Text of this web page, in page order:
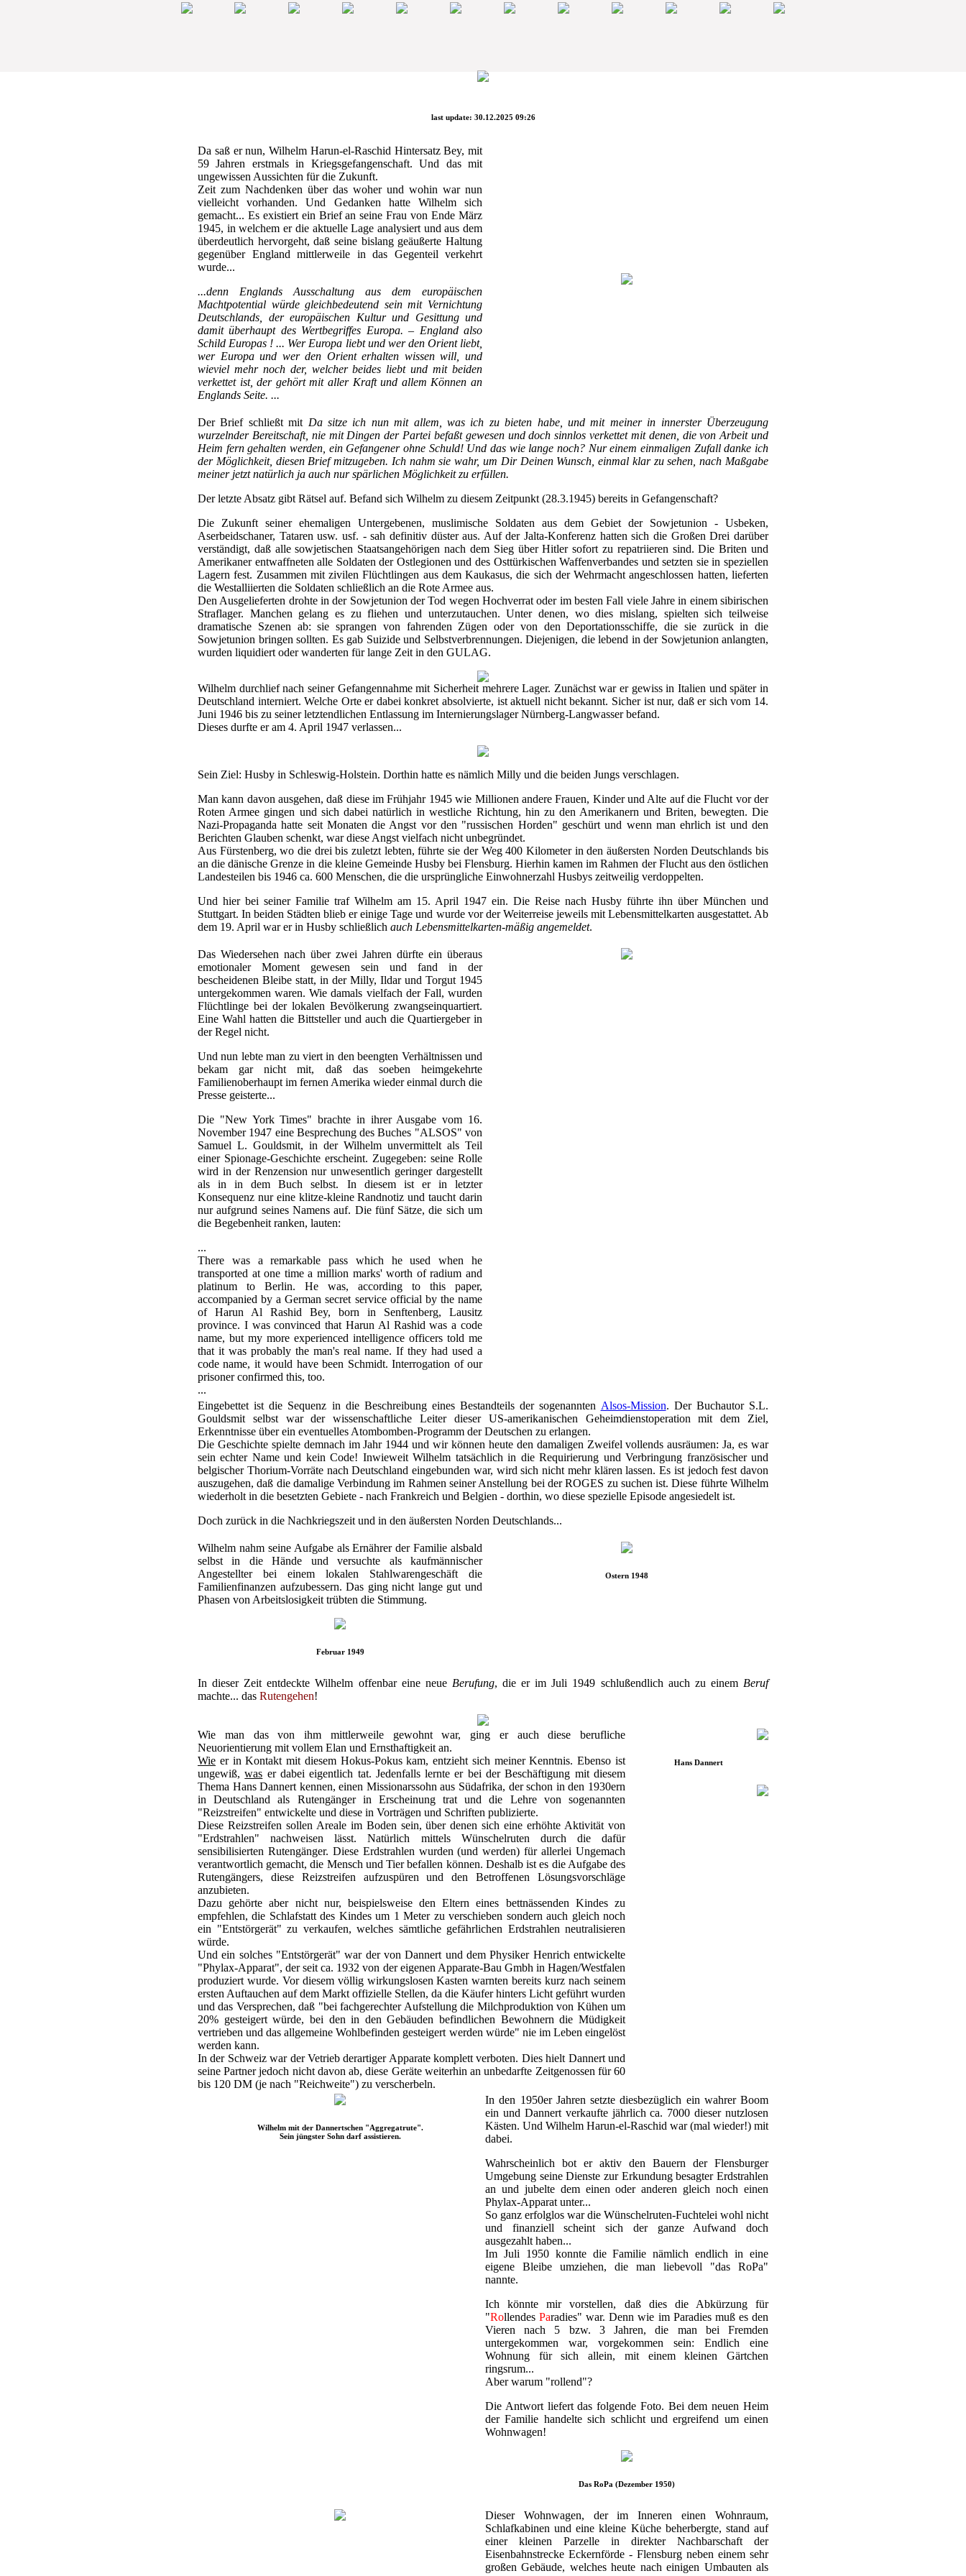
last update: 30.12.2025 09:26
Da saß er nun, Wilhelm Harun-el-Raschid Hintersatz Bey, mit
59 Jahren erstmals in Kriegsgefangenschaft. Und das mit
ungewissen Aussichten für die Zukunft.
Zeit zum Nachdenken über das woher und wohin war nun
vielleicht vorhanden. Und Gedanken hatte Wilhelm sich
gemacht... Es existiert ein Brief an seine Frau von Ende März
1945, in welchem er die aktuelle Lage analysiert und aus dem
überdeutlich hervorgeht, daß seine bislang geäußerte Haltung
gegenüber England mittlerweile in das Gegenteil verkehrt
wurde...
...denn Englands Ausschaltung aus dem europäischen
Machtpotential würde gleichbedeutend sein mit Vernichtung
Deutschlands, der europäischen Kultur und Gesittung und
damit überhaupt des Wertbegriffes Europa. – England also
Schild Europas ! ... Wer Europa liebt und wer den Orient liebt,
wer Europa und wer den Orient erhalten wissen will, und
wieviel mehr noch der, welcher beides liebt und mit beiden
verkettet ist, der gehört mit aller Kraft und allem Können an
Englands Seite. ...
Der Brief schließt mit Da sitze ich nun mit allem, was ich zu bieten habe, und mit meiner in innerster Überzeugung
wurzelnder Bereitschaft, nie mit Dingen der Partei befaßt gewesen und doch sinnlos verkettet mit denen, die von Arbeit und
Heim fern gehalten werden, ein Gefangener ohne Schuld! Und das wie lange noch? Nur einem einmaligen Zufall danke ich
der Möglichkeit, diesen Brief mitzugeben. Ich nahm sie wahr, um Dir Deinen Wunsch, einmal klar zu sehen, nach Maßgabe
meiner jetzt natürlich ja auch nur spärlichen Möglichkeit zu erfüllen.
Der letzte Absatz gibt Rätsel auf. Befand sich Wilhelm zu diesem Zeitpunkt (28.3.1945) bereits in Gefangenschaft?
Die Zukunft seiner ehemaligen Untergebenen, muslimische Soldaten aus dem Gebiet der Sowjetunion - Usbeken,
Aserbeidschaner, Tataren usw. usf. - sah definitiv düster aus. Auf der Jalta-Konferenz hatten sich die Großen Drei darüber
verständigt, daß alle sowjetischen Staatsangehörigen nach dem Sieg über Hitler sofort zu repatriieren sind. Die Briten und
Amerikaner entwaffneten alle Soldaten der Ostlegionen und des Osttürkischen Waffenverbandes und setzten sie in speziellen
Lagern fest. Zusammen mit zivilen Flüchtlingen aus dem Kaukasus, die sich der Wehrmacht angeschlossen hatten, lieferten
die Westalliierten die Soldaten schließlich an die Rote Armee aus.
Den Ausgelieferten drohte in der Sowjetunion der Tod wegen Hochverrat oder im besten Fall viele Jahre in einem sibirischen
Straflager. Manchen gelang es zu fliehen und unterzutauchen. Unter denen, wo dies mislang, spielten sich teilweise
dramatische Szenen ab: sie sprangen von fahrenden Zügen oder von den Deportationsschiffe, die sie zurück in die
Sowjetunion bringen sollten. Es gab Suizide und Selbstverbrennungen. Diejenigen, die lebend in der Sowjetunion anlangten,
wurden liquidiert oder wanderten für lange Zeit in den GULAG.
Wilhelm durchlief nach seiner Gefangennahme mit Sicherheit mehrere Lager. Zunächst war er gewiss in Italien und später in
Deutschland interniert. Welche Orte er dabei konkret absolvierte, ist aktuell nicht bekannt. Sicher ist nur, daß er sich vom 14.
Juni 1946 bis zu seiner letztendlichen Entlassung im Internierungslager Nürnberg-Langwasser befand.
Dieses durfte er am 4. April 1947 verlassen...
Sein Ziel: Husby in Schleswig-Holstein. Dorthin hatte es nämlich Milly und die beiden Jungs verschlagen.
Man kann davon ausgehen, daß diese im Frühjahr 1945 wie Millionen andere Frauen, Kinder und Alte auf die Flucht vor der
Roten Armee gingen und sich dabei natürlich in westliche Richtung, hin zu den Amerikanern und Briten, bewegten. Die
Nazi-Propaganda hatte seit Monaten die Angst vor den "russischen Horden" geschürt und wenn man ehrlich ist und den
Berichten Glauben schenkt, war diese Angst vielfach nicht unbegründet.
Aus Fürstenberg, wo die drei bis zuletzt lebten, führte sie der Weg 400 Kilometer in den äußersten Norden Deutschlands bis
an die dänische Grenze in die kleine Gemeinde Husby bei Flensburg. Hierhin kamen im Rahmen der Flucht aus den östlichen
Landesteilen bis 1946 ca. 600 Menschen, die die ursprüngliche Einwohnerzahl Husbys zeitweilig verdoppelten.
Und hier bei seiner Familie traf Wilhelm am 15. April 1947 ein. Die Reise nach Husby führte ihn über München und
Stuttgart. In beiden Städten blieb er einige Tage und wurde vor der Weiterreise jeweils mit Lebensmittelkarten ausgestattet. Ab
dem 19. April war er in Husby schließlich auch Lebensmittelkarten-mäßig angemeldet.
Das Wiedersehen nach über zwei Jahren dürfte ein überaus
emotionaler Moment gewesen sein und fand in der
bescheidenen Bleibe statt, in der Milly, Ildar und Torgut 1945
untergekommen waren. Wie damals vielfach der Fall, wurden
Flüchtlinge bei der lokalen Bevölkerung zwangseinquartiert.
Eine Wahl hatten die Bittsteller und auch die Quartiergeber in
der Regel nicht.
Und nun lebte man zu viert in den beengten Verhältnissen und
bekam gar nicht mit, daß das soeben heimgekehrte
Familienoberhaupt im fernen Amerika wieder einmal durch die
Presse geisterte...
Die "New York Times" brachte in ihrer Ausgabe vom 16.
November 1947 eine Besprechung des Buches "ALSOS" von
Samuel L. Gouldsmit, in der Wilhelm unvermittelt als Teil
einer Spionage-Geschichte erscheint. Zugegeben: seine Rolle
wird in der Renzension nur unwesentlich geringer dargestellt
als in in dem Buch selbst. In diesem ist er in letzter
Konsequenz nur eine klitze-kleine Randnotiz und taucht darin
nur aufgrund seines Namens auf. Die fünf Sätze, die sich um
die Begebenheit ranken, lauten:
...
There was a remarkable pass which he used when he
transported at one time a million marks' worth of radium and
platinum to Berlin. He was, according to this paper,
accompanied by a German secret service official by the name
of Harun Al Rashid Bey, born in Senftenberg, Lausitz
province. I was convinced that Harun Al Rashid was a code
name, but my more experienced intelligence officers told me
that it was probably the man's real name. If they had used a
code name, it would have been Schmidt. Interrogation of our
prisoner confirmed this, too.
...
Eingebettet ist die Sequenz in die Beschreibung eines Bestandteils der sogenannten Alsos-Mission. Der Buchautor S.L.
Gouldsmit selbst war der wissenschaftliche Leiter dieser US-amerikanischen Geheimdienstoperation mit dem Ziel,
Erkenntnisse über ein eventuelles Atombomben-Programm der Deutschen zu erlangen.
Die Geschichte spielte demnach im Jahr 1944 und wir können heute den damaligen Zweifel vollends ausräumen: Ja, es war
sein echter Name und kein Code! Inwieweit Wilhelm tatsächlich in die Requirierung und Verbringung französischer und
belgischer Thorium-Vorräte nach Deutschland eingebunden war, wird sich nicht mehr klären lassen. Es ist jedoch fest davon
auszugehen, daß die damalige Verbindung im Rahmen seiner Anstellung bei der ROGES zu suchen ist. Diese führte Wilhelm
wiederholt in die besetzten Gebiete - nach Frankreich und Belgien - dorthin, wo diese spezielle Episode angesiedelt ist.
Doch zurück in die Nachkriegszeit und in den äußersten Norden Deutschlands...
Wilhelm nahm seine Aufgabe als Ernährer der Familie alsbald
selbst in die Hände und versuchte als kaufmännischer
Angestellter bei einem lokalen Stahlwarengeschäft die
Familienfinanzen aufzubessern. Das ging nicht lange gut und
Phasen von Arbeitslosigkeit trübten die Stimmung.
Februar 1949
Ostern 1948
In dieser Zeit entdeckte Wilhelm offenbar eine neue Berufung, die er im Juli 1949 schlußendlich auch zu einem Beruf
machte... das Rutengehen!
Wie man das von ihm mittlerweile gewohnt war, ging er auch diese berufliche
Neuorientierung mit vollem Elan und Ernsthaftigkeit an.
Wie er in Kontakt mit diesem Hokus-Pokus kam, entzieht sich meiner Kenntnis. Ebenso ist
ungewiß,was er dabei eigentlich tat. Jedenfalls lernte er bei der Beschäftigung mit diesem
Thema Hans Dannert kennen, einen Missionarssohn aus Südafrika, der schon in den 1930ern
in Deutschland als Rutengänger in Erscheinung trat und die Lehre von sogenannten
"Reizstreifen" entwickelte und diese in Vorträgen und Schriften publizierte.
Diese Reizstreifen sollen Areale im Boden sein, über denen sich eine erhöhte Aktivität von
"Erdstrahlen" nachweisen lässt. Natürlich mittels Wünschelruten durch die dafür
sensibilisierten Rutengänger. Diese Erdstrahlen wurden (und werden) für allerlei Ungemach
verantwortlich gemacht, die Mensch und Tier befallen können. Deshalb ist es die Aufgabe des
Rutengängers, diese Reizstreifen aufzuspüren und den Betroffenen Lösungsvorschläge
anzubieten.
Dazu gehörte aber nicht nur, beispielsweise den Eltern eines bettnässenden Kindes zu
empfehlen, die Schlafstatt des Kindes um 1 Meter zu verschieben sondern auch gleich noch
ein "Entstörgerät" zu verkaufen, welches sämtliche gefährlichen Erdstrahlen neutralisieren
würde.
Und ein solches "Entstörgerät" war der von Dannert und dem Physiker Henrich entwickelte
"Phylax-Apparat", der seit ca. 1932 von der eigenen Apparate-Bau Gmbh in Hagen/Westfalen
produziert wurde. Vor diesem völlig wirkungslosen Kasten warnten bereits kurz nach seinem
ersten Auftauchen auf dem Markt offizielle Stellen, da die Käufer hinters Licht geführt wurden
und das Versprechen, daß "bei fachgerechter Aufstellung die Milchproduktion von Kühen um
20% gesteigert würde, bei den in den Gebäuden befindlichen Bewohnern die Müdigkeit
vertrieben und das allgemeine Wohlbefinden gesteigert werden würde" nie im Leben eingelöst
werden kann.
In der Schweiz war der Vetrieb derartiger Apparate komplett verboten. Dies hielt Dannert und
seine Partner jedoch nicht davon ab, diese Geräte weiterhin an unbedarfte Zeitgenossen für 60
bis 120 DM (je nach "Reichweite") zu verscherbeln.
Hans Dannert
Wilhelm mit der Dannertschen "Aggregatrute".
Sein jüngster Sohn darf assistieren.
In den 1950er Jahren setzte diesbezüglich ein wahrer Boom
ein und Dannert verkaufte jährlich ca. 7000 dieser nutzlosen
Kästen. Und Wilhelm Harun-el-Raschid war (mal wieder!) mit
dabei.
Wahrscheinlich bot er aktiv den Bauern der Flensburger
Umgebung seine Dienste zur Erkundung besagter Erdstrahlen
an und jubelte dem einen oder anderen gleich noch einen
Phylax-Apparat unter...
So ganz erfolglos war die Wünschelruten-Fuchtelei wohl nicht
und finanziell scheint sich der ganze Aufwand doch
ausgezahlt haben...
Im Juli 1950 konnte die Familie nämlich endlich in eine
eigene Bleibe umziehen, die man liebevoll "das RoPa"
nannte.
Ich könnte mir vorstellen, daß dies die Abkürzung für
"RollendesParadies" war. Denn wie im Paradies muß es den
Vieren nach 5 bzw. 3 Jahren, die man bei Fremden
untergekommen war, vorgekommen sein: Endlich eine
Wohnung für sich allein, mit einem kleinen Gärtchen
ringsrum...
Aber warum "rollend"?
Die Antwort liefert das folgende Foto. Bei dem neuen Heim
der Familie handelte sich schlicht und ergreifend um einen
Wohnwagen!
Das RoPa (Dezember 1950)
Dieser Wohnwagen, der im Inneren einen Wohnraum,
Schlafkabinen und eine kleine Küche beherbergte, stand auf
einer kleinen Parzelle in direkter Nachbarschaft der
Eisenbahnstrecke Eckernförde - Flensburg neben einem sehr
großen Gebäude, welches heute nach einigen Umbauten als